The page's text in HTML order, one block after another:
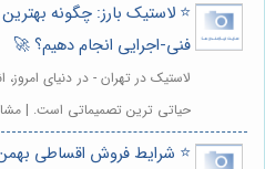
⭐️ لاستیک بارز: چگونه
فنی-اجرایی انجام دهیم؟ 🚀
لاستیک در تهران - در دنیای
حیاتی ترین تصمیماتی است. |
⭐️ شرایط فروش اقساطی بهمن